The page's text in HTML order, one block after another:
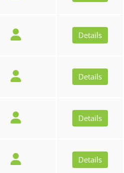
Details
Details
Details
Details